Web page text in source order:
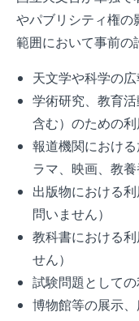
やパブリシティ権の
範囲において事前の
天文学や科学の
学術研究、教育
含む）のための利
報道機関におけ
ラマ、映画、教
出版物における
問いません）
教科書における
せん）
試験問題として
博物館等の展示